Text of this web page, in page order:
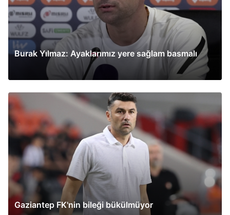
Burak Yılmaz: Ayaklarımız yere sağlam basmalı
Gaziantep FK'nin bileği bükülmüyor